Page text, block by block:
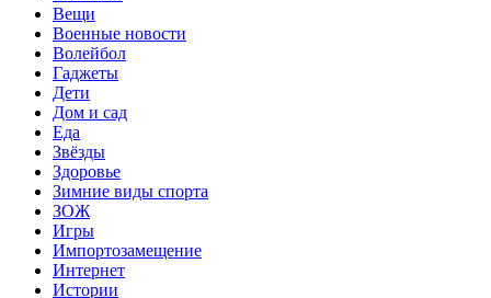
Вещи
Военные новости
Волейбол
Гаджеты
Дети
Дом и сад
Еда
Звёзды
Здоровье
Зимние виды спорта
ЗОЖ
Игры
Импортозамещение
Интернет
Истории